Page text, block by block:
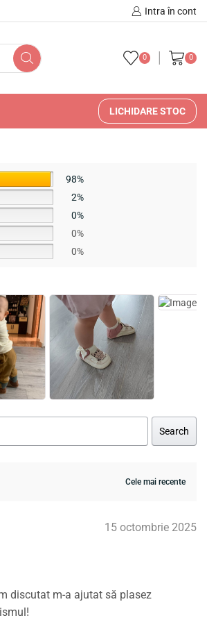
🚚 🇷🇴 Livrare înIntra în cont
0 0
LICHIDARE STOC
98%
2%
0%
0%
0%
Search
15 octombrie 2025
discutat m-a ajutat să plasez